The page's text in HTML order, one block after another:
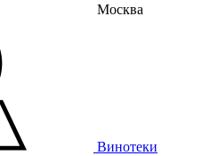
Москва
Винотеки